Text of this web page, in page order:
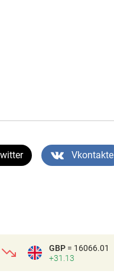
Vkontakte
GBP = 16066.01
+31.13